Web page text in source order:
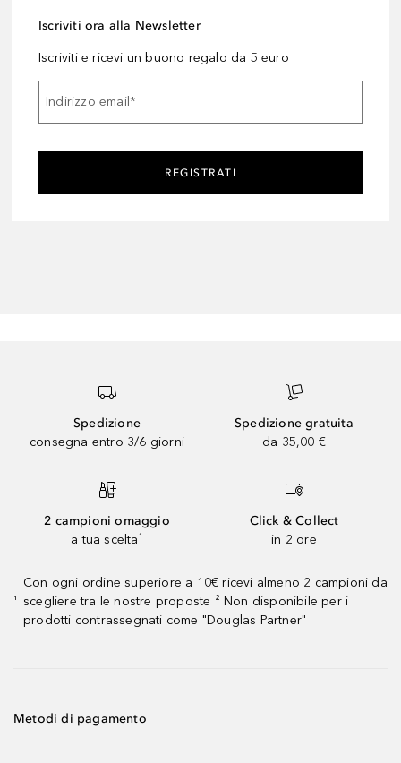
Iscriviti ora alla Newsletter
Iscriviti e ricevi un buono regalo da 5 euro
Indirizzo email*
REGISTRATI
Spedizione
consegna entro 3/6 giorni
Spedizione gratuita
da 35,00 €
2 campioni omaggio
a tua scelta¹
Click & Collect
in 2 ore
¹
Con ogni ordine superiore a 10€ ricevi almeno 2 campioni da
scegliere tra le nostre proposte ² Non disponibile per i
prodotti contrassegnati come "Douglas Partner"
Metodi di pagamento